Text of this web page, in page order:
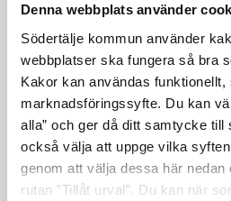
Denna webbplats använder
Södertälje kommun använder
webbplatser ska fungera så bra
Kakor kan användas
marknadsföringssyfte. Du kan
alla” och ger då ditt samtycke
också välja att uppge vilka
genom att välja dessa här
rutan ”Tillåt urval”. Du kan när
2. Utredning av ansökan
3. Beslut
4. Om ditt behov av
ändras